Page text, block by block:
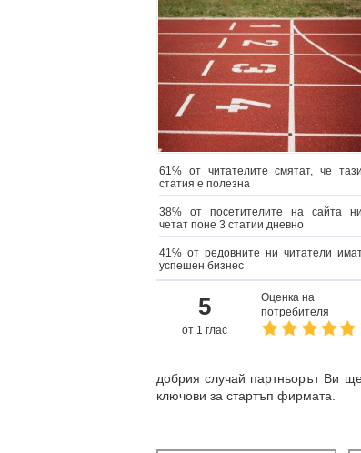
61% от читателите смятат, че тази
статия е полезна
38% от посетителите на сайта ни
четат поне 3 статии дневно
41% от редовните ни читатели
успешен бизнес
5
от 1 глас
Оценка на
потребителя
добрия случай партньорът Ви
ключови за стартъп фирмата.